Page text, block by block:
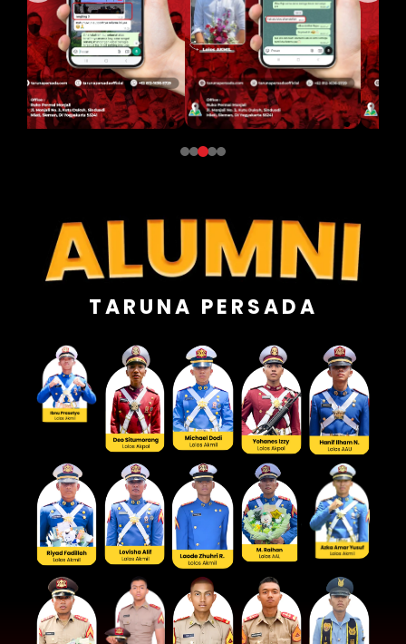
TARUNA PERSADA